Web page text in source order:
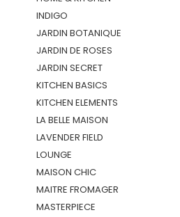
INDIGO
JARDIN BOTANIQUE
JARDIN DE ROSES
JARDIN SECRET
KITCHEN BASICS
KITCHEN ELEMENTS
LA BELLE MAISON
LAVENDER FIELD
LOUNGE
MAISON CHIC
MAITRE FROMAGER
MASTERPIECE